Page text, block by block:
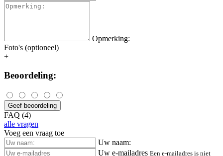
Opmerking:
Foto's (optioneel)
+
Beoordeling:
Geef beoordeling
FAQ (4)
alle vragen
Voeg een vraag toe
Uw naam:
Uw e-mailadres Een e-mailadres is niet